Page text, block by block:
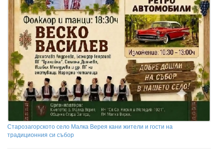
Старозагорското село Малка Верея кани жители и гости на
традиционния си събор